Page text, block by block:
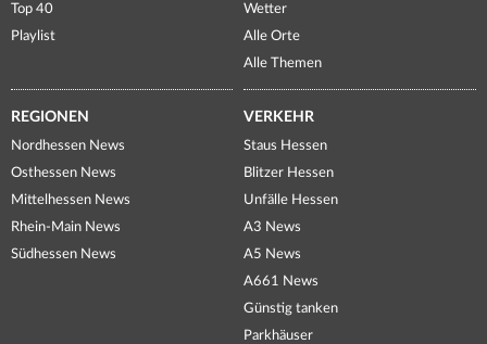
Top 40
Playlist
Wetter
Alle Orte
Alle Themen
REGIONEN
Nordhessen News
Osthessen News
Mittelhessen News
Rhein-Main News
Südhessen News
VERKEHR
Staus Hessen
Blitzer Hessen
Unfälle Hessen
A3 News
A5 News
A661 News
Günstig tanken
Parkhäuser